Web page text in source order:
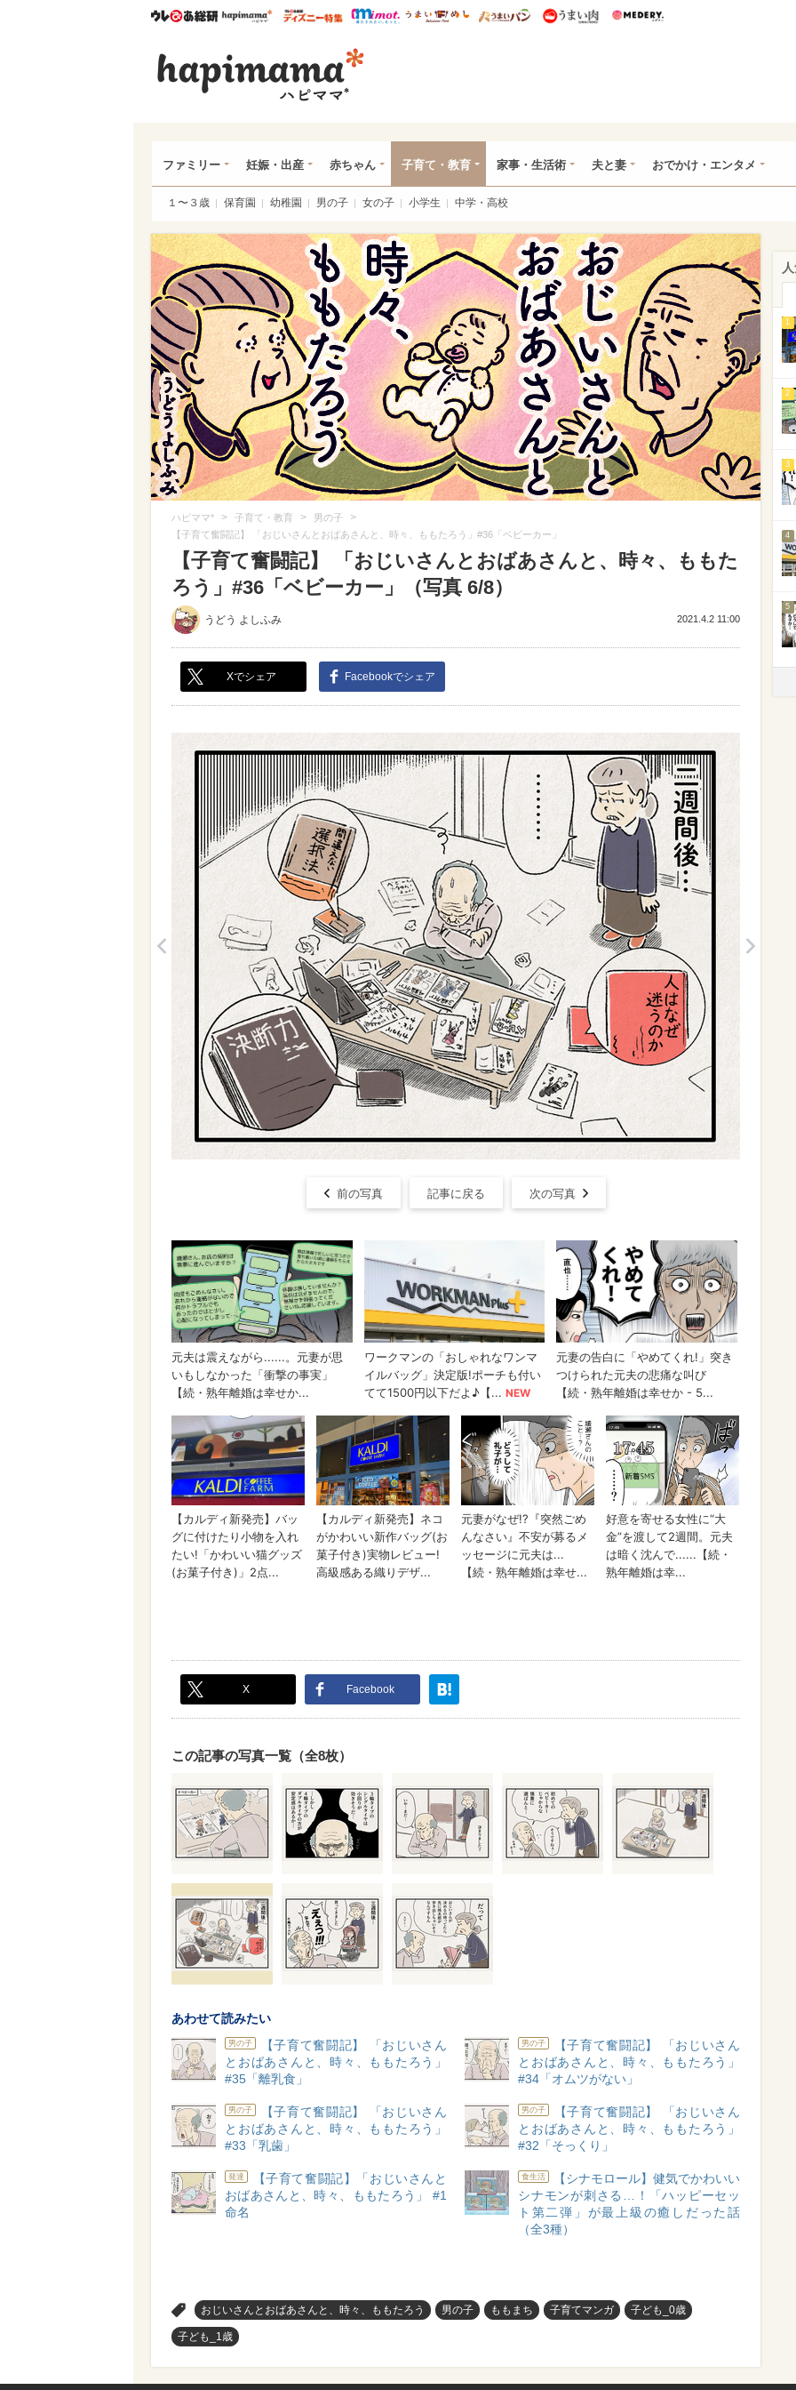
ウレぴあ総研ハピママ* ウレぴあ総研 ディズニー特集
mimot. うまいめし うまいパン うまい肉
ファミリー 妊娠・出産 赤ちゃん 子育て・教育 家事・生活術 夫と妻 おでかけ・エンタメ
１〜３歳 保育園 幼稚園 男の子 女の子 小学生 中学・高校
ハピママ* > 子育て・教育 > 男の子 >
【子育て奮闘記】 「おじいさんとおばあさんと、時々、ももたろう」#36「ベビーカー」
【子育て奮闘記】 「おじいさんとおばあさんと、時々、ももた
ろう」#36「ベビーカー」（写真 6/8）
うどう よしふみ 2021.4.2 11:00
Xでシェア Facebookでシェア
前の写真 記事に戻る 次の写真
X Facebook
この記事の写真一覧（全8枚）
あわせて読みたい
男の子
【子育て奮闘記】 「おじいさん
とおばあさんと、時々、ももたろう」
#35「離乳食」
男の子
【子育て奮闘記】 「おじいさん
とおばあさんと、時々、ももたろう」
#34「オムツがない」
男の子
【子育て奮闘記】 「おじいさん
とおばあさんと、時々、ももたろう」
#33「乳歯」
男の子
【子育て奮闘記】 「おじいさん
とおばあさんと、時々、ももたろう」
#32「そっくり」
発達
【子育て奮闘記】「おじいさんと
おばあさんと、時々、ももたろう」 #1
命名
食生活
【シナモロール】健気でかわいい
シナモンが刺さる…！「ハッピーセッ
ト第二弾」が最上級の癒しだった話
（全3種）
おじいさんとおばあさんと、時々、ももたろう 男の子 ももまち 子育てマンガ 子ども_0歳
子ども_1歳
1
2
3
4
5